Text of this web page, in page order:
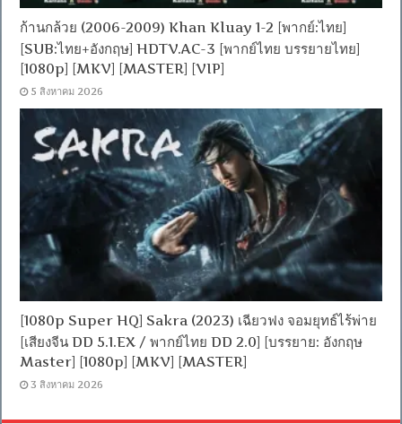
ก้านกล้วย (2006-2009) Khan Kluay 1-2 [พากย์:ไทย]
[SUB:ไทย+อังกฤษ] HDTV.AC-3 [พากย์ไทย บรรยายไทย]
[1080p] [MKV] [MASTER] [VIP]
5 สิงหาคม 2026
[1080p Super HQ] Sakra (2023) เฉียวฟง จอมยุทธ์ไร้พ่าย
[เสียงจีน DD 5.1.EX / พากย์ไทย DD 2.0] [บรรยาย: อังกฤษ
Master] [1080p] [MKV] [MASTER]
3 สิงหาคม 2026